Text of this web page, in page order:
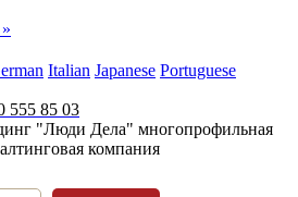
Italian Japanese Portuguese
555 85 03
"Люди Дела" многопрофильная
компания